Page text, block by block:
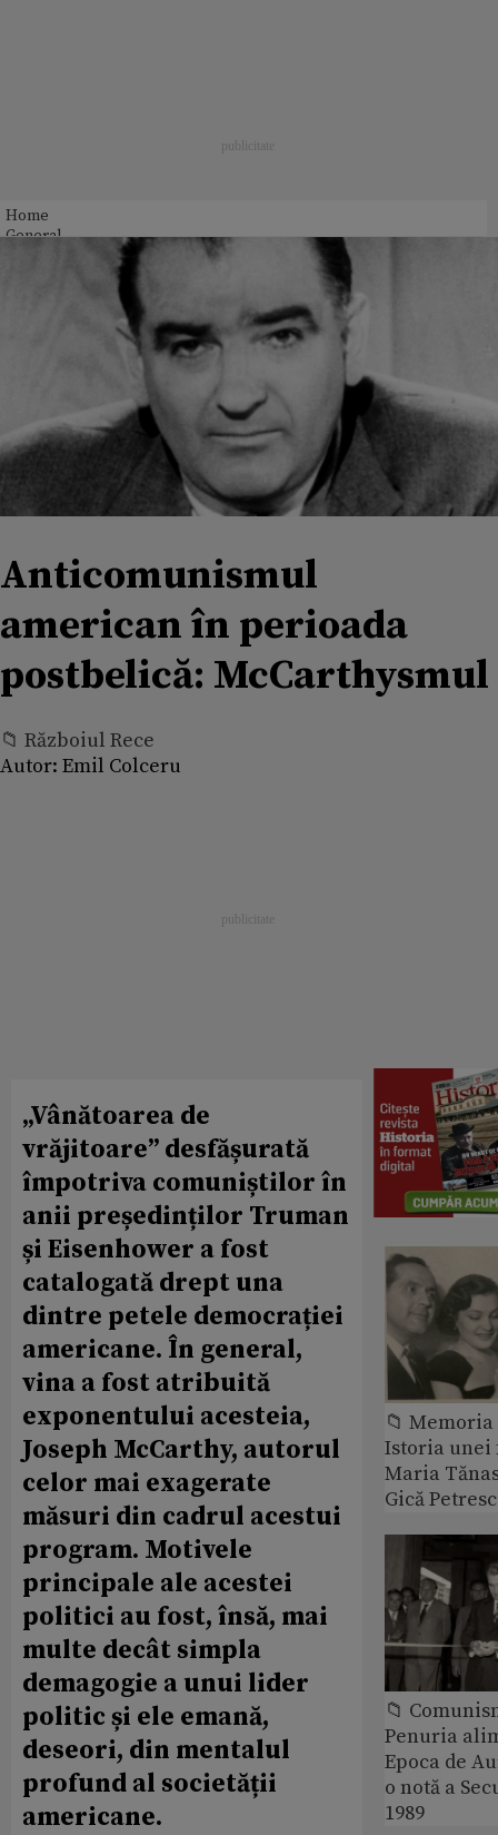
Home
General
Anticomunismul
american în perioada
postbelică: McCarthysmul
📁 Războiul Rece
Autor: Emil Colceru
„Vânătoarea de
vrăjitoare” desfășurată
împotriva comuniștilor în
anii președinților Truman
și Eisenhower a fost
catalogată drept una
dintre petele democrației
americane. În general,
vina a fost atribuită
exponentului acesteia,
Joseph McCarthy, autorul
celor mai exagerate
măsuri din cadrul acestui
program. Motivele
principale ale acestei
politici au fost, însă, mai
multe decât simpla
demagogie a unui lider
politic și ele emană,
deseori, din mentalul
profund al societății
americane.
📁
Istoria
Maria
Gică
📁
Penuria
Epoca de
o notă a
1989